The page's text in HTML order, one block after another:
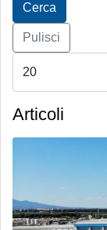
Cerca
Pulisci
Articoli